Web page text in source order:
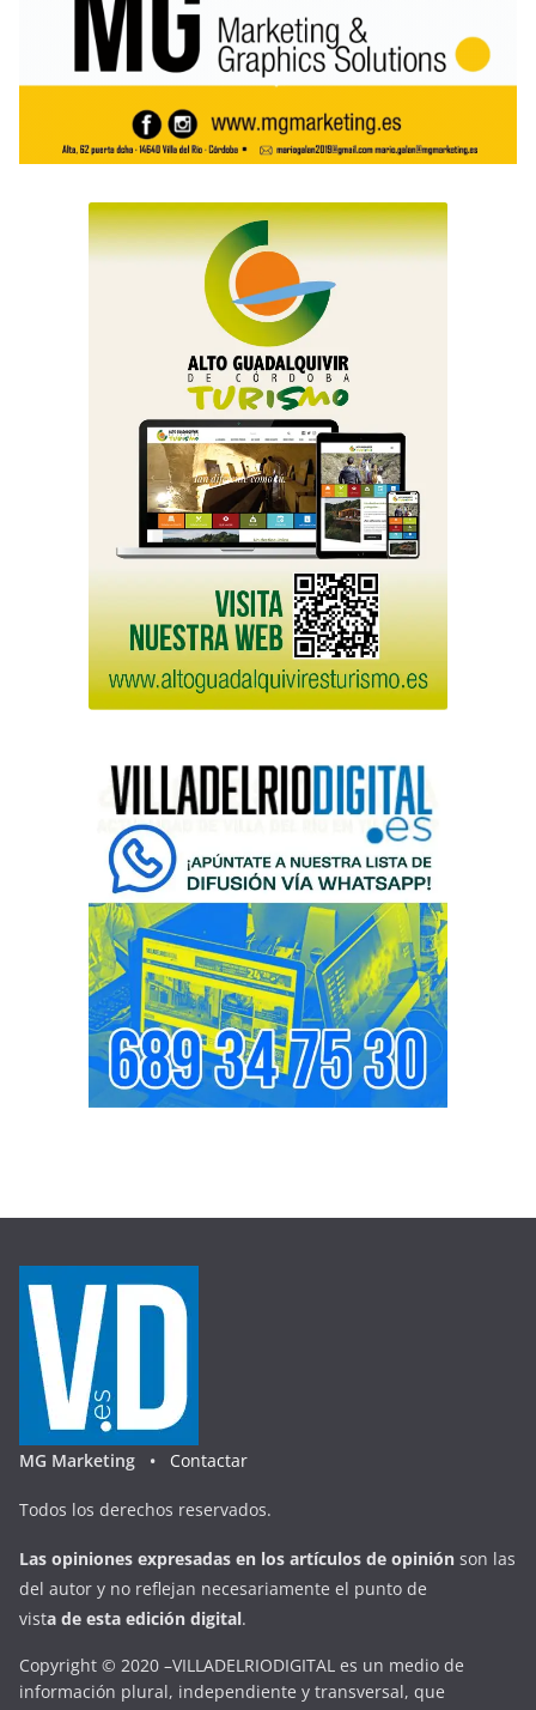
MG Marketing • Contactar
Todos los derechos reservados.
Las opiniones expresadas en los artículos de opinión son las
del autor y no reflejan necesariamente el punto de
vista de esta edición digital.
Copyright © 2020 –VILLADELRIODIGITAL es un medio de
información plural, independiente y transversal, que